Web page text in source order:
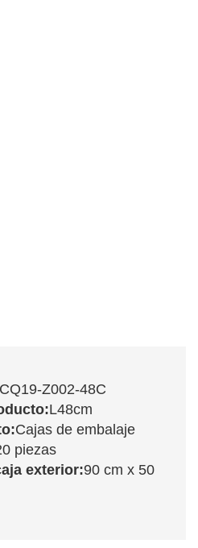
CQ19-Z002-48C
L48cm
Cajas de embalaje
piezas
exterior:90 cm x 50